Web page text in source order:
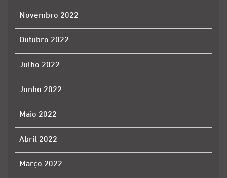
Novembro 2022
Outubro 2022
Julho 2022
Junho 2022
Maio 2022
Abril 2022
Março 2022